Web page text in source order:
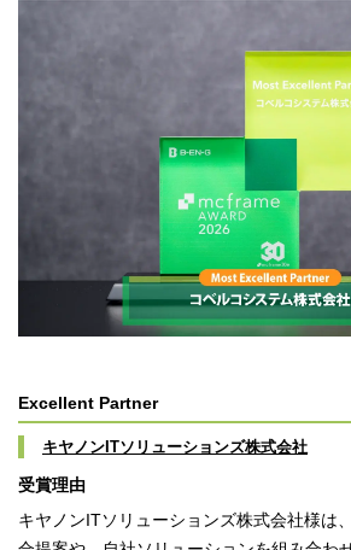
Excellent Partner
キヤノンITソリューションズ株式会社
受賞理由
キヤノンITソリューションズ株式会社様は